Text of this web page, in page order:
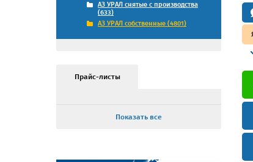
АЗ УРАЛ снятые с производства
(633)
АЗ УРАЛ собственные (4801)
Прайс-листы
Показать все